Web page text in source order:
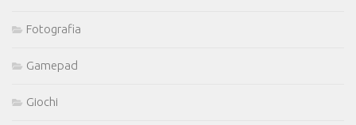
Fotografia
Gamepad
Giochi